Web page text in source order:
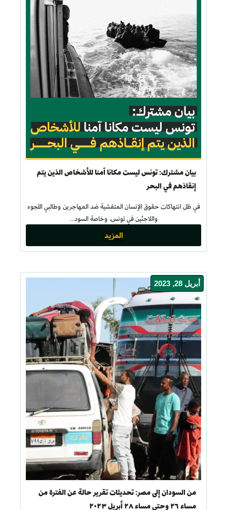
بيان مشترك: تونس ليست مكانا آمنا للأشخاص الذين يتم
إنقاذهم في البحر
في ظل انتهاكات حقوق الإنسان المتفشية ضد المهاجرين وطالبي اللجوء
واللاجئين في تونس، وخاصة السود...
المزيد
أبريل 28, 2023
من السودان إلى مصر: تحديثات تقرير حالة عن الفترة من
مساء ٢٦ وحتى مساء ٢٨ أبريل ٢٠٢٣